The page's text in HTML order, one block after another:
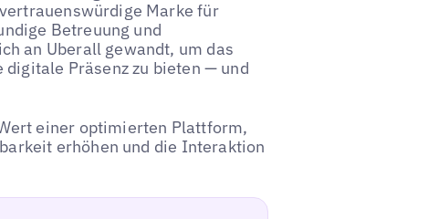
Marke für
Betreuung und
an Uberall gewandt, um das
Präsenz zu bieten — und
einer optimierten Plattform,
erhöhen und die Interaktion